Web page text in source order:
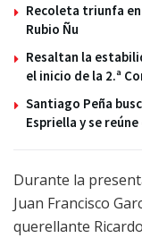
Recoleta triunfa
Rubio Ñu
Resaltan la
el inicio de la 2.ª
Santiago Peña
Espriella y se
Durante la
Juan Francisco
querellante